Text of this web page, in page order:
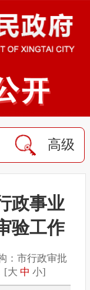
高级
政事业
验工作
：市行政审批
[大 中 小]